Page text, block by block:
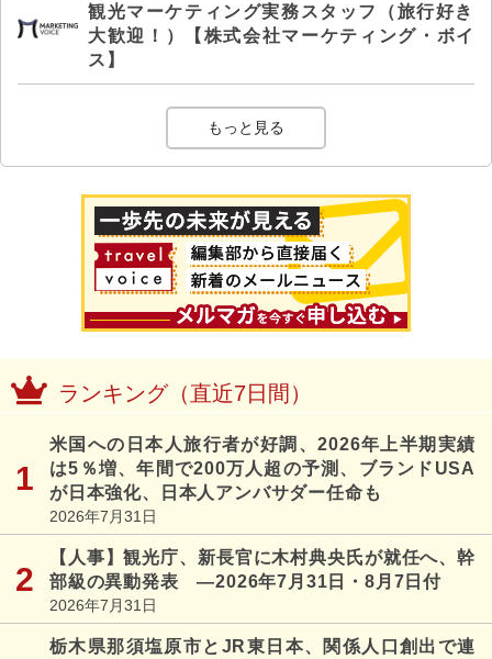
観光マーケティング実務スタッフ（旅行好き
大歓迎！）【株式会社マーケティング・ボイ
ス】
もっと見る
ランキング（直近7日間）
米国への日本人旅行者が好調、2026年上半期実績
は5％増、年間で200万人超の予測、ブランドUSA
が日本強化、日本人アンバサダー任命も
2026年7月31日
【人事】観光庁、新長官に木村典央氏が就任へ、幹
部級の異動発表 ―2026年7月31日・8月7日付
2026年7月31日
栃木県那須塩原市とJR東日本、関係人口創出で連